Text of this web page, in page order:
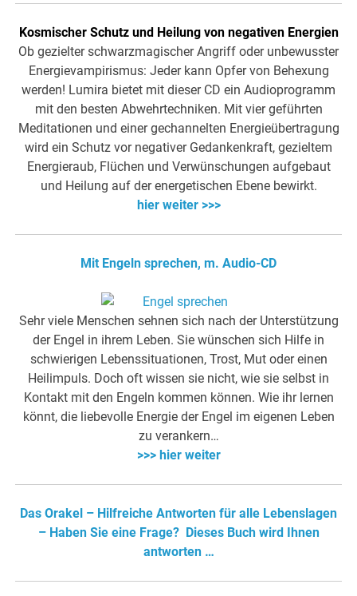
Kosmischer Schutz und Heilung von negativen Energien
Ob gezielter schwarzmagischer Angriff oder unbewusster
Energievampirismus: Jeder kann Opfer von Behexung
werden! Lumira bietet mit dieser CD ein Audioprogramm
mit den besten Abwehrtechniken. Mit vier geführten
Meditationen und einer gechannelten Energieübertragung
wird ein Schutz vor negativer Gedankenkraft, gezieltem
Energieraub, Flüchen und Verwünschungen aufgebaut
und Heilung auf der energetischen Ebene bewirkt.
hier weiter >>>
Mit Engeln sprechen, m. Audio-CD
Sehr viele Menschen sehnen sich nach der Unterstützung
der Engel in ihrem Leben. Sie wünschen sich Hilfe in
schwierigen Lebenssituationen, Trost, Mut oder einen
Heilimpuls. Doch oft wissen sie nicht, wie sie selbst in
Kontakt mit den Engeln kommen können. Wie ihr lernen
könnt, die liebevolle Energie der Engel im eigenen Leben
zu verankern…
>>> hier weiter
Das Orakel – Hilfreiche Antworten für alle Lebenslagen
– Haben Sie eine Frage? Dieses Buch wird Ihnen
antworten …